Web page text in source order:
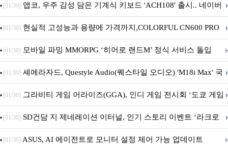
니터·스마트 펫 침대 기부
[01/30] 앱코, 우주 감성 담은 기계식 키보드 'ACH108' 출시.. 네이버
브랜드데이 기획전 진행
[01/30] 현실적 고성능과 용량에 가격까지,COLORFUL CN600 PRO
M.2 NVMe 디앤디컴 1TB
[01/30] 모바일 파밍 MMORPG ‘히어로 랜드M’ 정식 서비스 돌입
[01/30] 셰에라자드, Questyle Audio(퀘스타일 오디오) 'M18i Max' 국
내 정식 출시
[01/30] 그라비티 게임 어라이즈(GGA), 인디 게임 전시회 ‘도쿄 게임
던전 13’ 참가!
[01/30] SD건담 지 제네레이션 이터널, 인기 스토리 이벤트 ‘라크로
아의 용사’ 재개최 및 풍성한 기념 이벤트 실시!
[01/30] ASUS, AI 에이전트로 모니터 설정 제어 가능 업데이트